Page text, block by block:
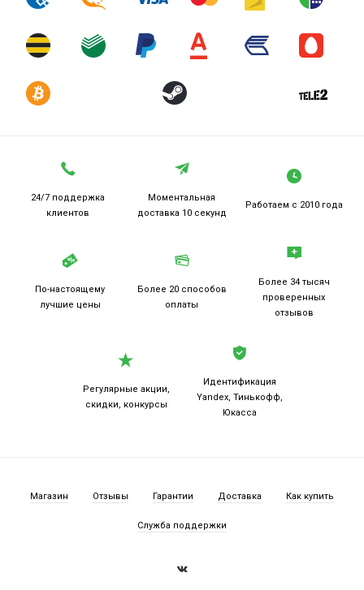
24/7 поддержка
клиентов
Моментальная
доставка 10 секунд
Работаем с 2010 года
По-настоящему
лучшие цены
Более 20 способов
оплаты
Более 34 тысяч
проверенных
отзывов
Регулярные акции,
скидки, конкурсы
Идентификация
Yandex, Тинькофф,
Юкасса
Магазин Отзывы Гарантии Доставка Как купить
Служба поддержки